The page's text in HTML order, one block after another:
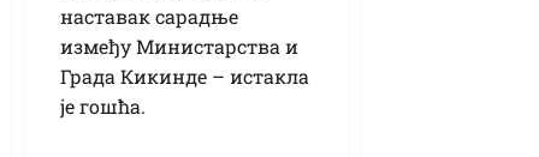
наставак сарадње
између Министарства и
Града Кикинде – истакла
је гошћа.